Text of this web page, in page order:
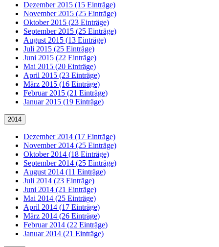
Dezember 2015 (15 Einträge)
November 2015 (25 Einträge)
Oktober 2015 (23 Einträge)
September 2015 (25 Einträge)
August 2015 (13 Einträge)
Juli 2015 (25 Einträge)
Juni 2015 (22 Einträge)
Mai 2015 (20 Einträge)
April 2015 (23 Einträge)
März 2015 (16 Einträge)
Februar 2015 (21 Einträge)
Januar 2015 (19 Einträge)
2014
Dezember 2014 (17 Einträge)
November 2014 (25 Einträge)
Oktober 2014 (18 Einträge)
September 2014 (25 Einträge)
August 2014 (11 Einträge)
Juli 2014 (23 Einträge)
Juni 2014 (21 Einträge)
Mai 2014 (25 Einträge)
April 2014 (17 Einträge)
März 2014 (26 Einträge)
Februar 2014 (22 Einträge)
Januar 2014 (21 Einträge)